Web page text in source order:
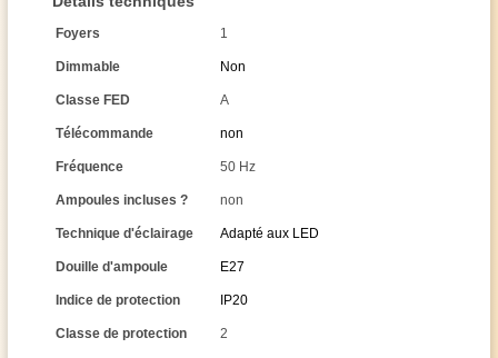
Foyers 1
Dimmable Non
Classe FED A
Télécommande non
Fréquence 50 Hz
Ampoules incluses ? non
Technique d'éclairage Adapté aux LED
Douille d'ampoule E27
Indice de protection IP20
Classe de protection 2